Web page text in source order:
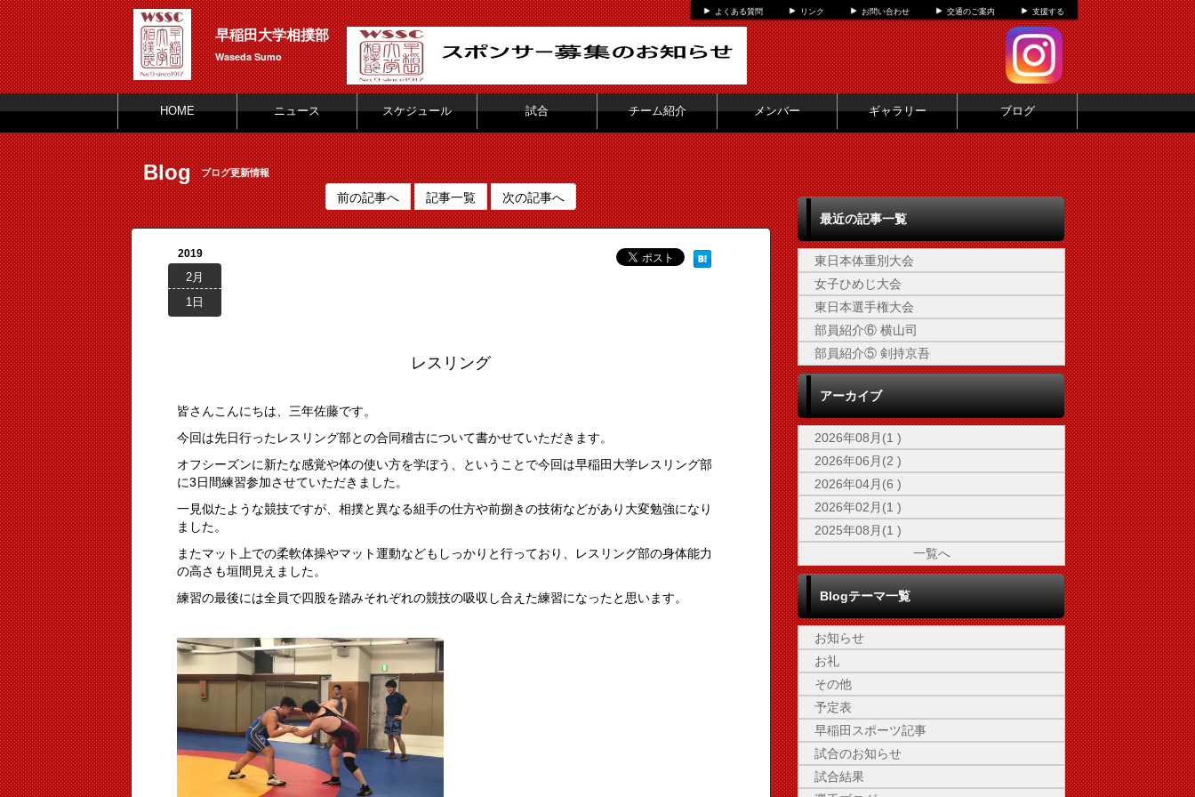
よくある質問 リンク お問い合わせ 交通のご案内 支援する
早稲田大学相撲部
Waseda Sumo
HOME ニュース スケジュール 試合 チーム紹介 メンバー ギャラリー ブログ
Blog ブログ更新情報
前の記事へ 記事一覧 次の記事へ
2019
2月
1日
レスリング
皆さんこんにちは、三年佐藤です。
今回は先日行ったレスリング部との合同稽古について書かせていただきます。
オフシーズンに新たな感覚や体の使い方を学ぼう、ということで今回は早稲田大学レスリング部
に3日間練習参加させていただきました。
一見似たような競技ですが、相撲と異なる組手の仕方や前捌きの技術などがあり大変勉強になり
ました。
またマット上での柔軟体操やマット運動などもしっかりと行っており、レスリング部の身体能力
の高さも垣間見えました。
練習の最後には全員で四股を踏みそれぞれの競技の吸収し合えた練習になったと思います。
最近の記事一覧
東日本体重別大会
女子ひめじ大会
東日本選手権大会
部員紹介⑥ 横山司
部員紹介⑤ 剣持京吾
アーカイブ
2026年08月(1 )
2026年06月(2 )
2026年04月(6 )
2026年02月(1 )
2025年08月(1 )
一覧へ
Blogテーマ一覧
お知らせ
お礼
その他
予定表
早稲田スポーツ記事
試合のお知らせ
試合結果